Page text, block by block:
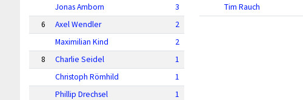
Jonas Amborn
3
6
Axel Wendler
2
Maximilian Kind
2
8
Charlie Seidel
1
Christoph Römhild
1
Phillip Drechsel
1
Tim Rauch